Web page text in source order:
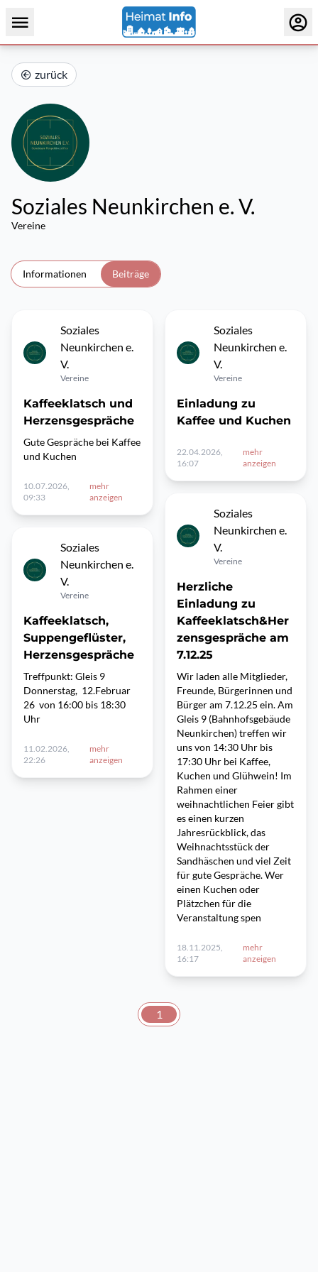
zurück
Soziales Neunkirchen e. V.
Vereine
Informationen Beiträge
Soziales
Neunkirchen e.
V.
Vereine
Kaffeeklatsch und
Herzensgespräche
Gute Gespräche bei Kaffee
und Kuchen
10.07.2026,
09:33
mehr
anzeigen
Soziales
Neunkirchen e.
V.
Vereine
Kaffeeklatsch,
Suppengeflüster,
Herzensgespräche
Treffpunkt: Gleis 9
Donnerstag, 12.Februar
26 von 16:00 bis 18:30
Uhr
11.02.2026,
22:26
mehr
anzeigen
Soziales
Neunkirchen e.
V.
Vereine
Einladung zu
Kaffee und Kuchen
22.04.2026,
16:07
mehr
anzeigen
Soziales
Neunkirchen e.
V.
Vereine
Herzliche
Einladung zu
Kaffeeklatsch&Her
zensgespräche am
7.12.25
Wir laden alle Mitglieder,
Freunde, Bürgerinnen und
Bürger am 7.12.25 ein. Am
Gleis 9 (Bahnhofsgebäude
Neunkirchen) treffen wir
uns von 14:30 Uhr bis
17:30 Uhr bei Kaffee,
Kuchen und Glühwein! Im
Rahmen einer
weihnachtlichen Feier gibt
es einen kurzen
Jahresrückblick, das
Weihnachtsstück der
Sandhäschen und viel Zeit
für gute Gespräche. Wer
einen Kuchen oder
Plätzchen für die
Veranstaltung spen
18.11.2025,
16:17
mehr
anzeigen
1